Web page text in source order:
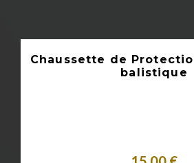
Chaussette de
balistique